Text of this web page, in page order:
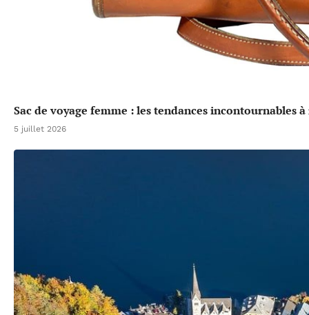
Sac de voyage femme : les tendances incontournables
5 juillet 2026